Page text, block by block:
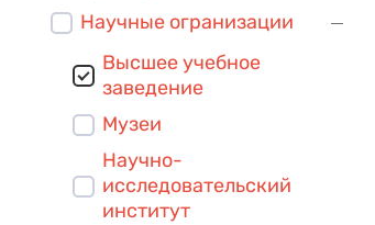
Научные огранизации
Высшее учебное
заведение
Музеи
Научно-
исследовательский
институт